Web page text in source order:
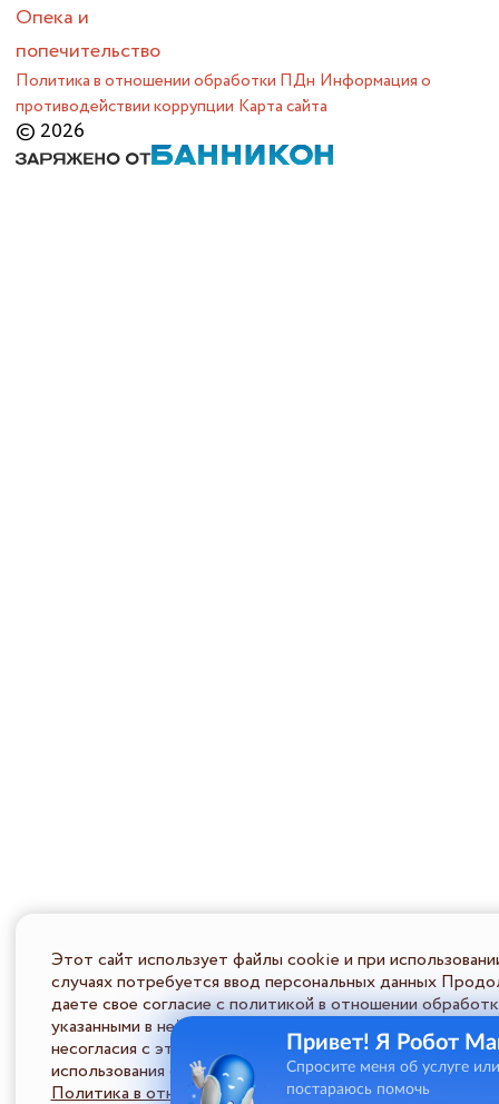
Опека и
попечительство
Политика в отношении обработки ПДн Информация о
противодействии коррупции Карта сайта
© 2026
Этот сайт использует файлы cookie и при
случаях потребуется ввод персональных данных
даете свое согласие с политикой в отношении
указанными в ней условиями обработки персональной
несогласия с этими условиями Пользователь должен
использования сайта.
Политика в отношении обработки ПД
Привет! Я Робот
Спросите меня об услуге
постараюсь помочь